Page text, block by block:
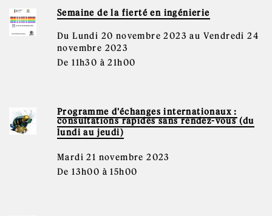
Semaine de la fierté en ingénierie
Du Lundi 20 novembre 2023 au Vendredi 24
novembre 2023
De 11h30 à 21h00
Programme d'échanges internationaux :
consultations rapides sans rendez-vous (du
lundi au jeudi)
Mardi 21 novembre 2023
De 13h00 à 15h00